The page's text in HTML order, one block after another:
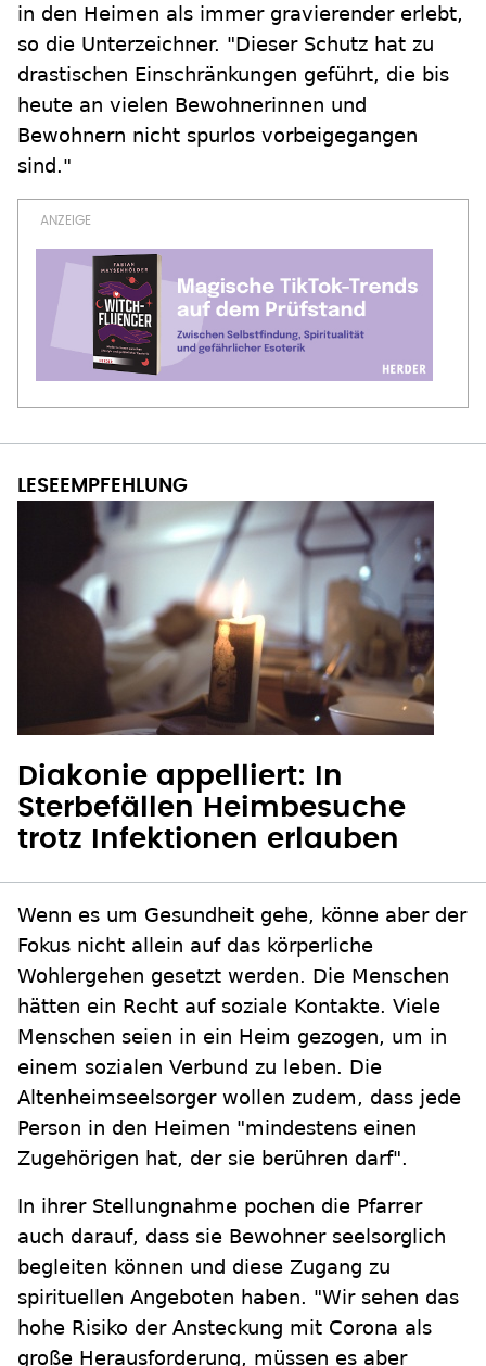
in den Heimen als immer gravierender erlebt,
so die Unterzeichner. "Dieser Schutz hat zu
drastischen Einschränkungen geführt, die bis
heute an vielen Bewohnerinnen und
Bewohnern nicht spurlos vorbeigegangen
sind."
Diakonie appelliert: In
Sterbefällen Heimbesuche
trotz Infektionen erlauben
Wenn es um Gesundheit gehe, könne aber der
Fokus nicht allein auf das körperliche
Wohlergehen gesetzt werden. Die Menschen
hätten ein Recht auf soziale Kontakte. Viele
Menschen seien in ein Heim gezogen, um in
einem sozialen Verbund zu leben. Die
Altenheimseelsorger wollen zudem, dass jede
Person in den Heimen "mindestens einen
Zugehörigen hat, der sie berühren darf".
In ihrer Stellungnahme pochen die Pfarrer
auch darauf, dass sie Bewohner seelsorglich
begleiten können und diese Zugang zu
spirituellen Angeboten haben. "Wir sehen das
hohe Risiko der Ansteckung mit Corona als
große Herausforderung, müssen es aber